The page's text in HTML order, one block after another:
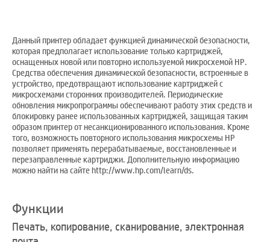
Данный принтер обладает функцией динамической безопасности,
которая предполагает использование только картриджей,
оснащенных новой или повторно используемой микросхемой HP.
Средства обеспечения динамической безопасности, встроенные в
устройство, предотвращают использование картриджей с
микросхемами сторонних производителей. Периодические
обновления микропрограммы обеспечивают работу этих средств и
блокировку ранее использованных картриджей, защищая таким
образом принтер от несанкционированного использования. Кроме
того, возможность повторного использования микросхемы HP
позволяет применять перерабатываемые, восстановленные и
перезаправленные картриджи. Дополнительную информацию
можно найти на сайте http://www.hp.com/learn/ds.
Функции
Печать, копирование, сканирование, электронная